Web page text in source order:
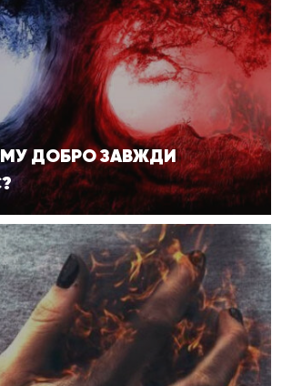
ДОБРО ЗАВЖДИ